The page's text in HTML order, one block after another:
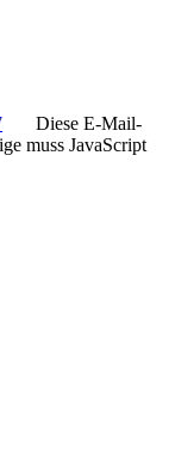
Diese E-Mail-
muss JavaScript